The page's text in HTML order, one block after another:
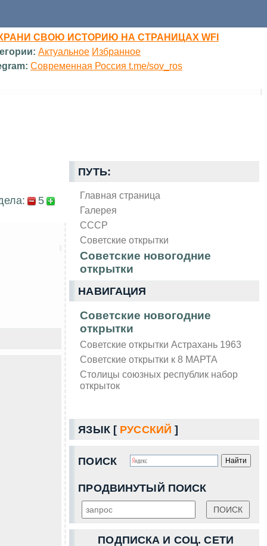
СВОЮ ИСТОРИЮ НА СТРАНИЦАХ WFI
Актуальное Избранное
Современная Россия t.me/sov_ros
ПУТЬ:
Главная страница
Галерея
СССР
Советские открытки
Советские новогодние
открытки
НАВИГАЦИЯ
Советские новогодние
открытки
Советские открытки Астрахань 1963
Советские открытки к 8 МАРТА
Столицы союзных республик набор
открыток
ЯЗЫК [ РУССКИЙ ]
ПОИСК
ПРОДВИНУТЫЙ ПОИСК
ПОДПИСКА И СОЦ. СЕТИ
5